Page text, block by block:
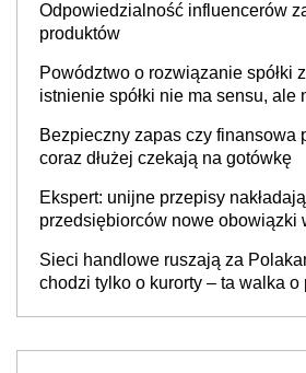
Odpowiedzialność influencerów
produktów
Powództwo o rozwiązanie spółki
istnienie spółki nie ma sensu, ale
Bezpieczny zapas czy finansowa
coraz dłużej czekają na gotówkę
Ekspert: unijne przepisy
przedsiębiorców nowe obowiązki
Sieci handlowe ruszają za
chodzi tylko o kurorty – ta walka